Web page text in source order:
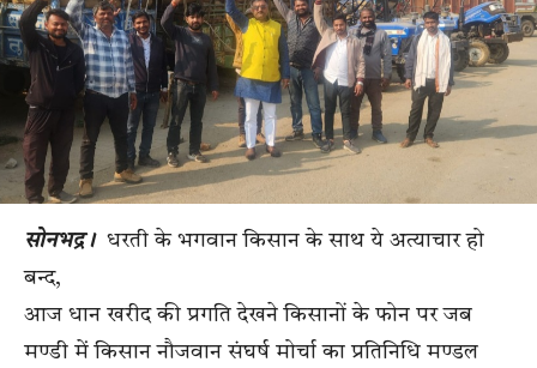
सोनभद्र।धरती के भगवान किसान के साथ ये अत्याचार हो
बन्द,
आज धान खरीद की प्रगति देखने किसानों के फोन पर जब
मण्डी में किसान नौजवान संघर्ष मोर्चा का प्रतिनिधि मण्डल